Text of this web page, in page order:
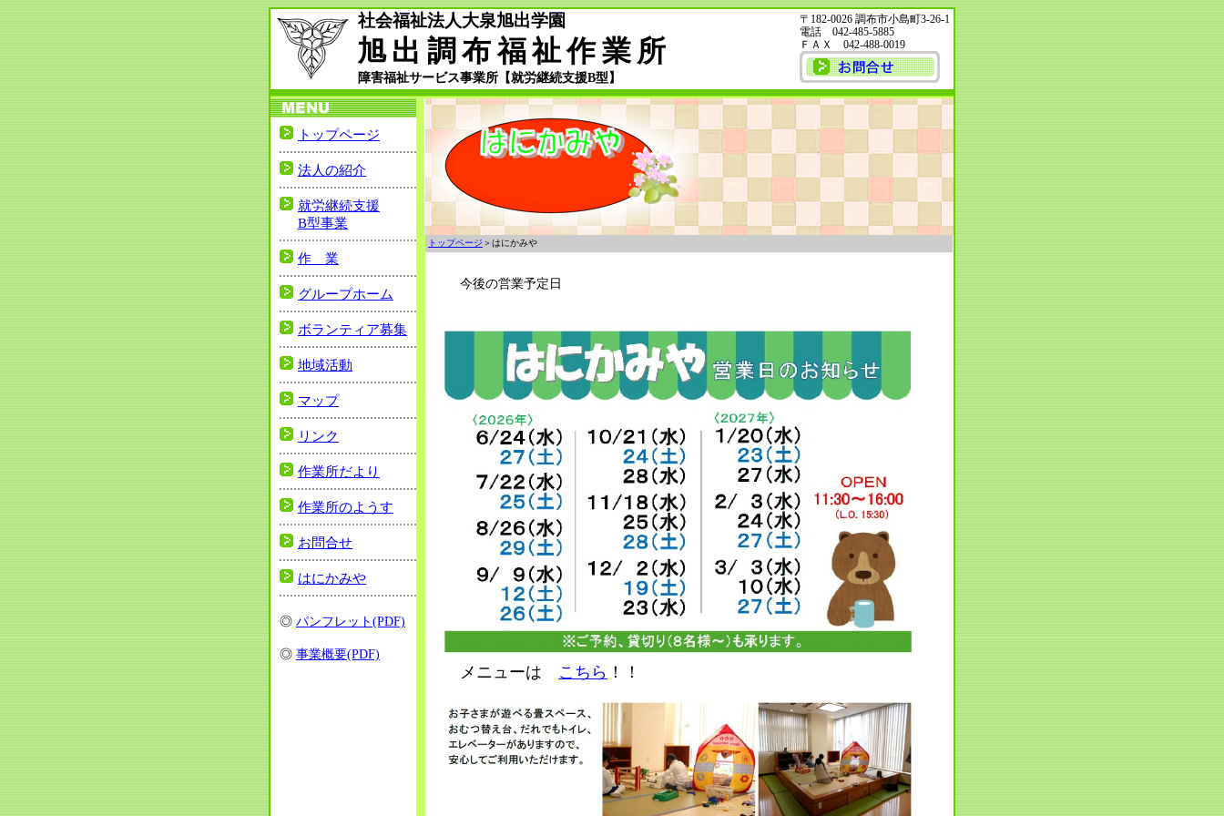
社会福祉法人大泉旭出学園
旭出調布福祉作業所
障害福祉サービス事業所【就労継続支援B型】
〒182-0026 調布市小島町3-26-1
電話 042-485-5885
ＦＡＸ 042-488-0019
トップページ
法人の紹介
就労継続支援
B型事業
作 業
グループホーム
ボランティア募集
地域活動
マップ
リンク
作業所だより
作業所のようす
お問合せ
はにかみや
◎ パンフレット(PDF)
◎ 事業概要(PDF)
トップページ ＞はにかみや
今後の営業予定日
メニューは こちら ！！